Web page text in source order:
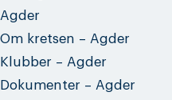
Agder
Om kretsen – Agder
Klubber – Agder
Dokumenter – Agder